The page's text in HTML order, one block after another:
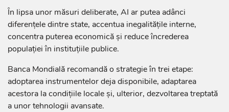
În lipsa unor măsuri deliberate, AI ar putea adânci
diferențele dintre state, accentua inegalitățile interne,
concentra puterea economică și reduce încrederea
populației în instituțiile publice.
Banca Mondială recomandă o strategie în trei etape:
adoptarea instrumentelor deja disponibile, adaptarea
acestora la condițiile locale și, ulterior, dezvoltarea treptată
a unor tehnologii avansate.